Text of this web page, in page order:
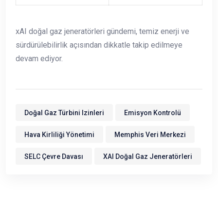
xAI doğal gaz jeneratörleri gündemi, temiz enerji ve
sürdürülebilirlik açısından dikkatle takip edilmeye
devam ediyor.
Doğal Gaz Türbini Izinleri Emisyon Kontrolü
Hava Kirliliği Yönetimi Memphis Veri Merkezi
SELC Çevre Davası XAI Doğal Gaz Jeneratörleri